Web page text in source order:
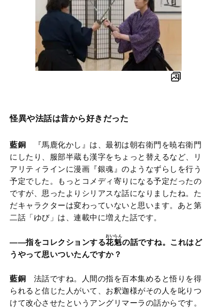
怪異や法話は昔から好きだった
藍銅
『馬鹿化かし』は、最初は朝右衛門を暁右衛門
にしたり、服部半蔵も漢字をちょっと替えるなど、リ
アリティラインに漫画『銀魂』のようなずらしを行う
予定でした。もっとコメディ寄りになる予定だったの
ですが、思ったよりシリアスな話になりましたね。た
だキャラクターは変わっていないと思います。あと第
二話「ゆび」は、連載中に増えた話です。
――指をコレクションする花魁
おいらん
の話ですね。これはど
うやって思いついたんですか？
藍銅
法話ですね。人間の指を百本集めると悟りを得
られると信じた人がいて、お釈迦様がその人を叱りつ
けて改心させたというアングリマーラの話からです。